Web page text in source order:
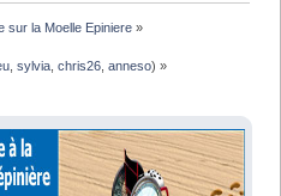
sur la Moelle Epiniere »
,sylvia ,chris26 ,anneso) »